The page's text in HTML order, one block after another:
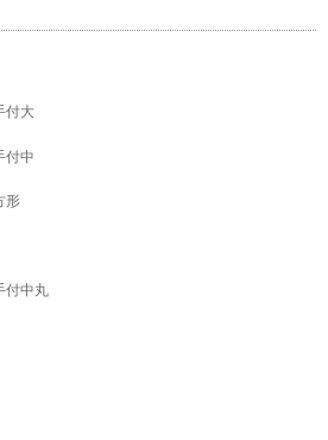
付大
付中
形
付中丸